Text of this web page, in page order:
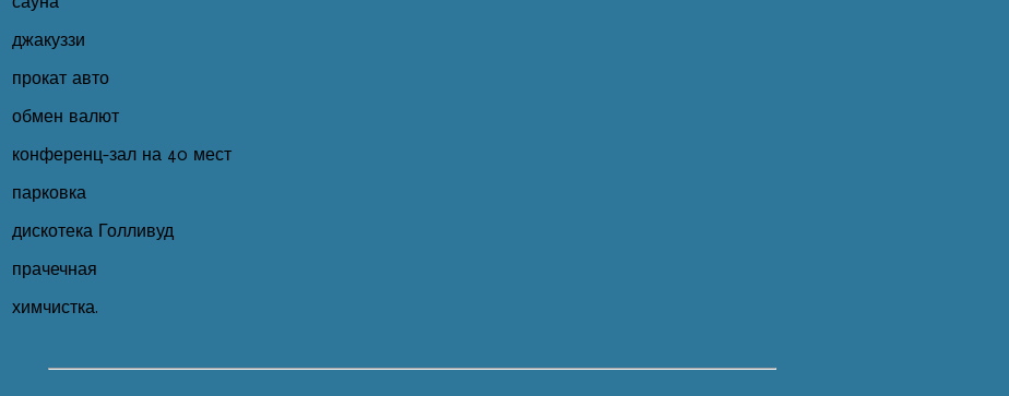
джакуззи
прокат авто
обмен валют
конференц-зал на 40 мест
парковка
дискотека Голливуд
прачечная
химчистка.